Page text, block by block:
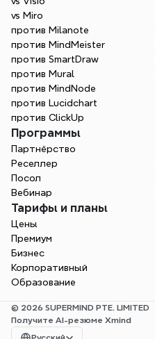
vs Miro
против Milanote
против MindMeister
против SmartDraw
против Mural
против MindNode
против Lucidchart
против ClickUp
Программы
Партнёрство
Реселлер
Посол
Вебинар
Тарифы и планы
Цены
Премиум
Бизнес
Корпоративный
Образование
© 2026 SUPERMIND PTE. LIMITED
Получите AI-резюме Xmind
Select Language